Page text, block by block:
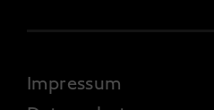
FOOTER 4
Impressum